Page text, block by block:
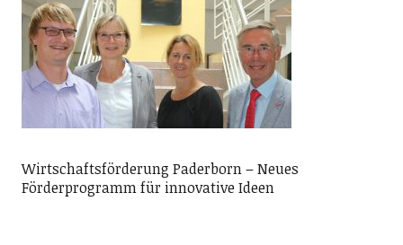
Wirtschaftsförderung Paderborn – Neues
Förderprogramm für innovative Ideen